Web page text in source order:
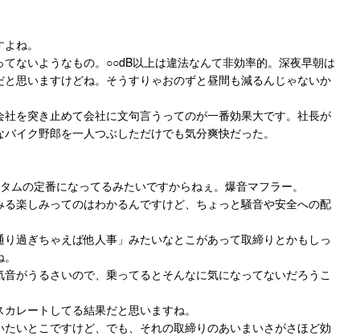
ね。
ないようなもの。○○dB以上は違法なんて非効率的。深夜早朝は
思いますけどね。そうすりゃおのずと昼間も減るんじゃないか
を突き止めて会社に文句言うってのが一番効果大です。社長が
イク野郎を一人つぶしただけでも気分爽快だった。
ムの定番になってるみたいですからねぇ。爆音マフラー。
楽しみってのはわかるんですけど、ちょっと騒音や安全への配
過ぎちゃえば他人事」みたいなとこがあって取締りとかもしっ
がうるさいので、乗ってるとそんなに気になってないだろうこ
レートしてる結果だと思いますね。
いとこですけど、でも、それの取締りのあいまいさがさほど効